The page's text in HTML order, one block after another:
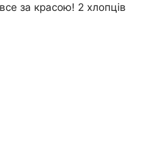
за красою! 2 хлопців